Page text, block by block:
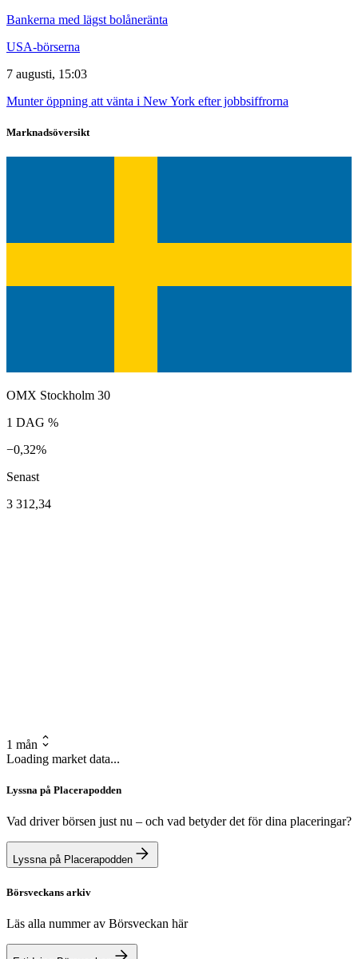
Bankerna med lägst bolåneränta
USA-börserna
7 augusti, 15:03
Munter öppning att vänta i New York efter jobbsiffrorna
Marknadsöversikt
OMX Stockholm 30
1 DAG %
−0,32%
Senast
3 312,34
1 mån
Loading market data...
Lyssna på Placerapodden
Vad driver börsen just nu – och vad betyder det för dina placeringar?
Lyssna på Placerapodden
Börsveckans arkiv
Läs alla nummer av Börsveckan här